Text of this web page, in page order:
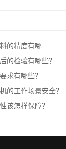
的精度有哪...
的检验有哪些？
求有哪些？
的工作场景安全？
该怎样保障？